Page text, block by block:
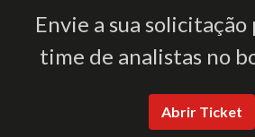
Envie a sua solicitação
time de analistas no
Abrir Ticket